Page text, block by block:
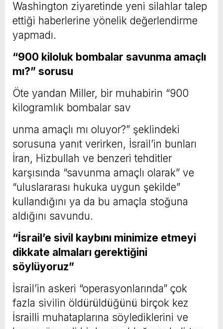
Washington ziyaretinde yeni silahlar talep
ettiği haberlerine yönelik değerlendirme
yapmadı.
“900 kiloluk bombalar savunma amaçlı
mı?” sorusu
Öte yandan Miller, bir muhabirin “900
kilogramlık bombalar sav
unma amaçlı mı oluyor?” şeklindeki
sorusuna yanıt verirken, İsrail’in bunları
İran, Hizbullah ve benzeri tehditler
karşısında “savunma amaçlı olarak” ve
“uluslararası hukuka uygun şekilde”
kullandığını ya da bu amaçla stoğuna
aldığını savundu.
“İsrail’e sivil kaybını minimize etmeyi
dikkate almaları gerektiğini
söylüyoruz”
İsrail’in askeri “operasyonlarında” çok
fazla sivilin öldürüldüğünü birçok kez
İsrailli muhataplarına söylediklerini ve